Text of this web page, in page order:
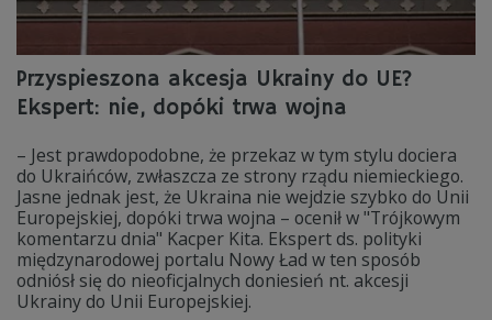
Przyspieszona akcesja Ukrainy do UE?
Ekspert: nie, dopóki trwa wojna
– Jest prawdopodobne, że przekaz w tym stylu dociera
do Ukraińców, zwłaszcza ze strony rządu niemieckiego.
Jasne jednak jest, że Ukraina nie wejdzie szybko do Unii
Europejskiej, dopóki trwa wojna – ocenił w "Trójkowym
komentarzu dnia" Kacper Kita. Ekspert ds. polityki
międzynarodowej portalu Nowy Ład w ten sposób
odniósł się do nieoficjalnych doniesień nt. akcesji
Ukrainy do Unii Europejskiej.